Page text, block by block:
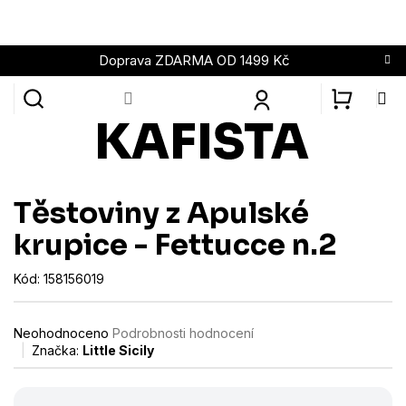
obsah
Doprava ZDARMA OD 1499 Kč
Těstoviny z Apulské
krupice - Fettucce n.2
Kód: 158156019
Průměrné
hodnocení
produktu
Neohodnoceno Podrobnosti hodnocení
Značka: Little Sicily